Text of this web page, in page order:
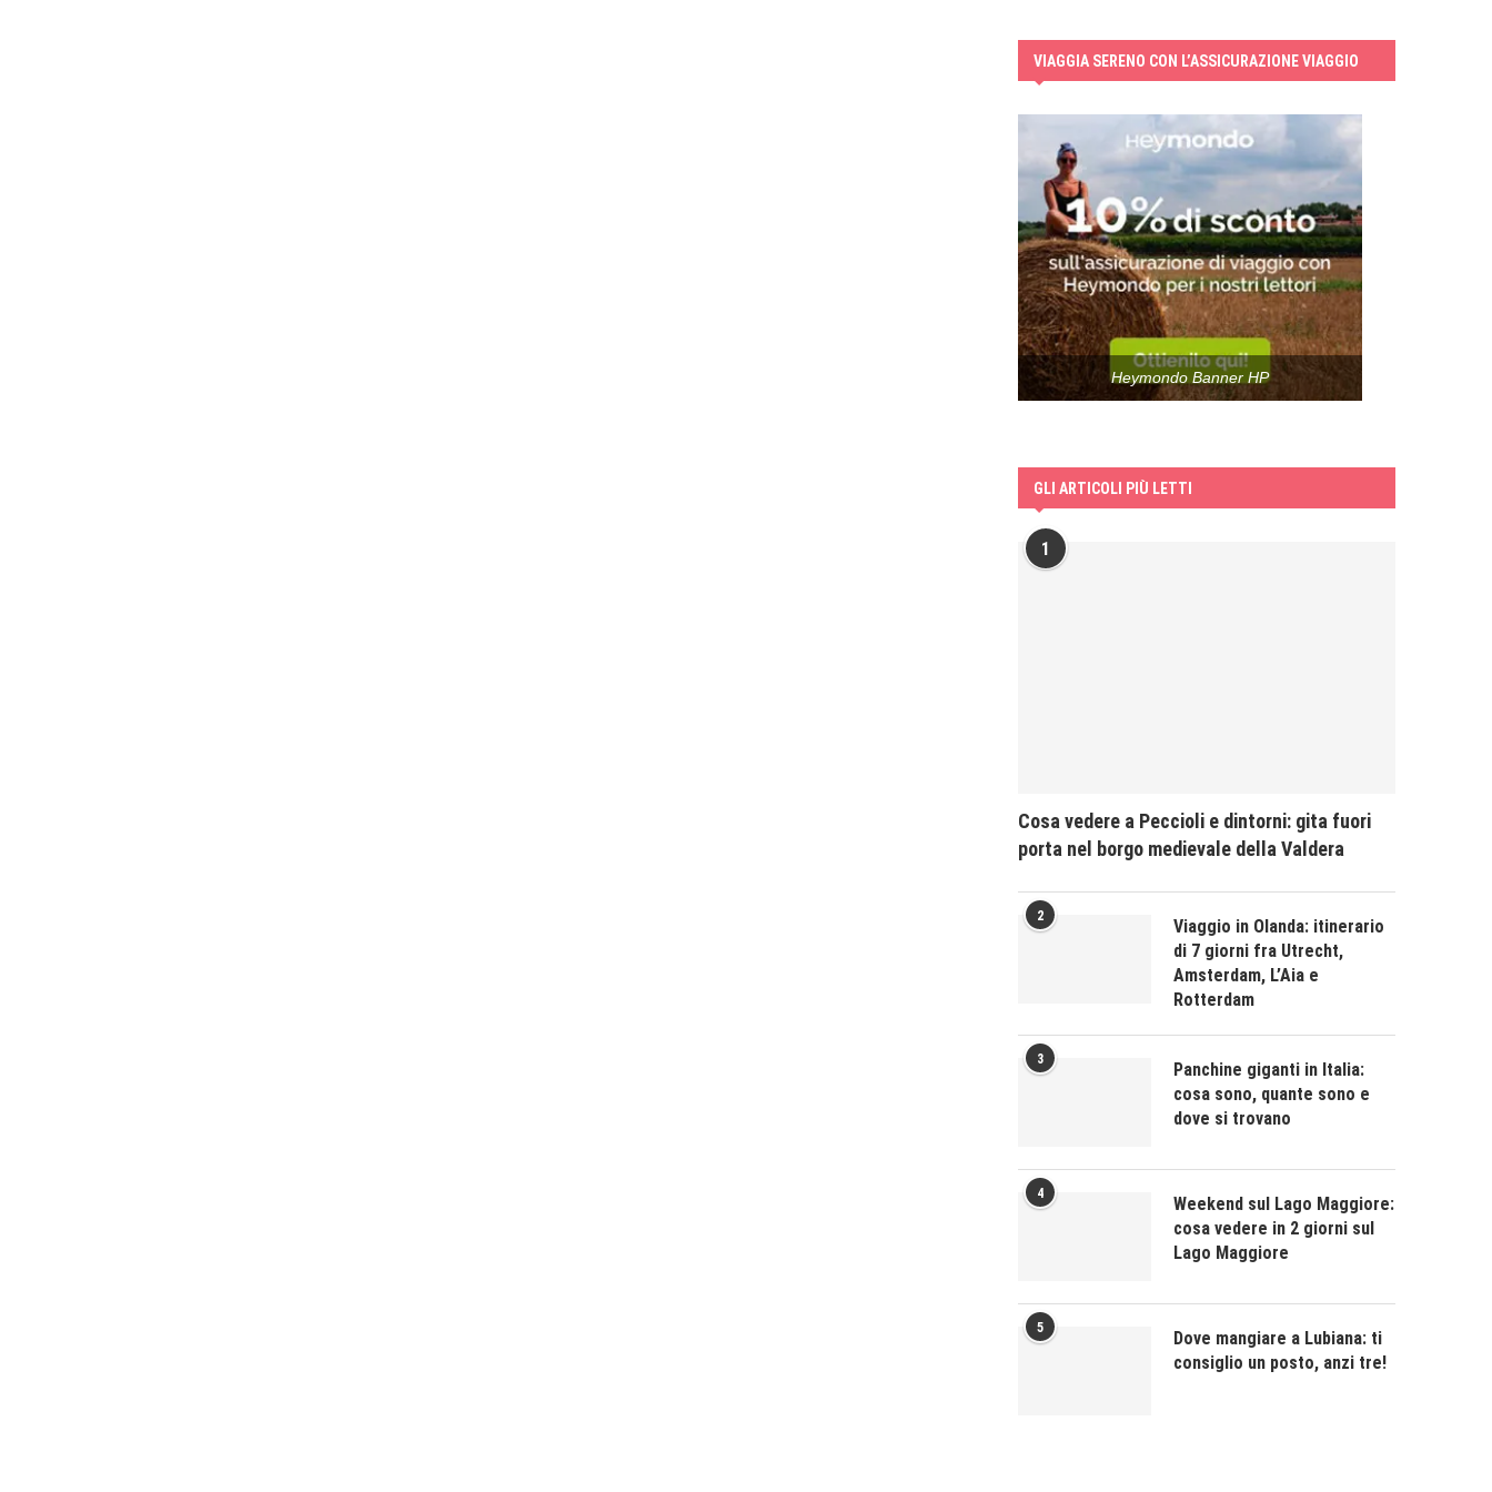
VIAGGIA SERENO CON L’ASSICURAZIONE VIAGGIO
Heymondo Banner HP
GLI ARTICOLI PIÙ LETTI
1
Cosa vedere a Peccioli e dintorni: gita fuori
porta nel borgo medievale della Valdera
2
Viaggio in Olanda: itinerario
di 7 giorni fra Utrecht,
Amsterdam, L’Aia e
Rotterdam
3
Panchine giganti in Italia:
cosa sono, quante sono e
dove si trovano
4
Weekend sul Lago Maggiore:
cosa vedere in 2 giorni sul
Lago Maggiore
5
Dove mangiare a Lubiana: ti
consiglio un posto, anzi tre!